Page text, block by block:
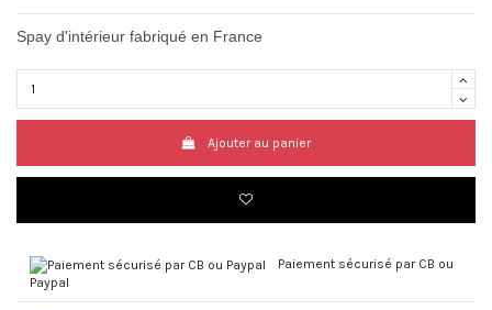
Spay d'intérieur fabriqué en France
Ajouter au panier
Paiement sécurisé par CB ou
Paypal